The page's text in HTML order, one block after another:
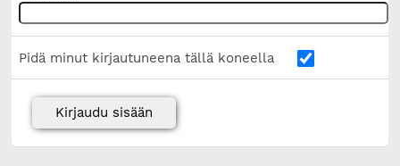
Pidä minut kirjautuneena tällä koneella